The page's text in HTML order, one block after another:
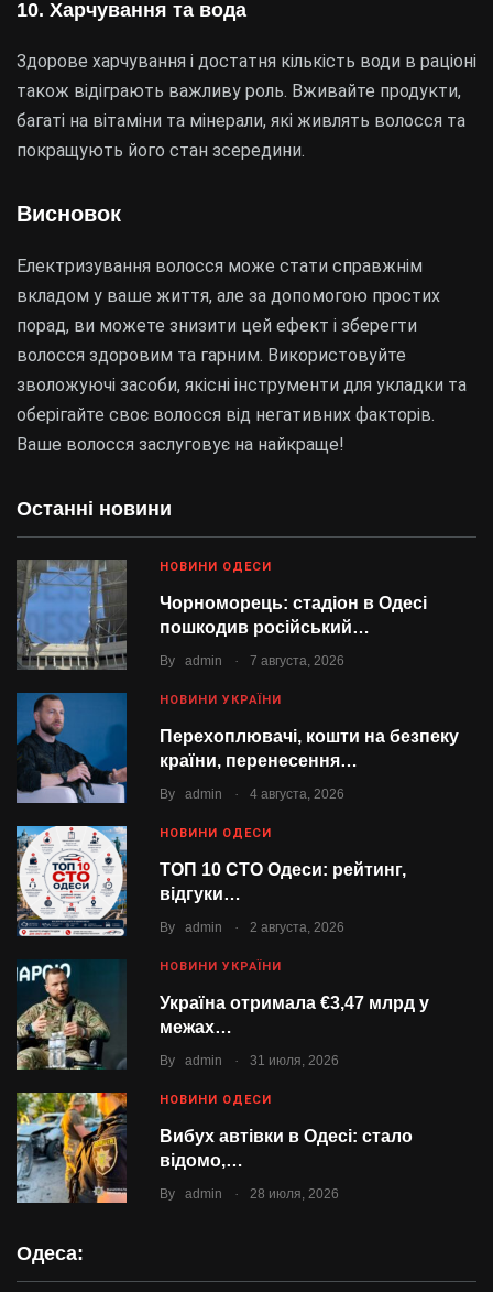
Останні новини
НОВИНИ ОДЕСИ
Чорноморець: стадіон в Одесі
пошкодив російський…
By admin . 7 августа, 2026
НОВИНИ УКРАЇНИ
Перехоплювачі, кошти на безпеку
країни, перенесення…
By admin . 4 августа, 2026
НОВИНИ ОДЕСИ
ТОП 10 СТО Одеси: рейтинг,
відгуки…
By admin . 2 августа, 2026
НОВИНИ УКРАЇНИ
Україна отримала €3,47 млрд у
межах…
By admin . 31 июля, 2026
НОВИНИ ОДЕСИ
Вибух автівки в Одесі: стало
відомо,…
By admin . 28 июля, 2026
Одеса:
10. Харчування та вода
Здорове харчування і достатня кількість води в раціоні
також відіграють важливу роль. Вживайте продукти,
багаті на вітаміни та мінерали, які живлять волосся та
покращують його стан зсередини.
Висновок
Електризування волосся може стати справжнім
вкладом у ваше життя, але за допомогою простих
порад, ви можете знизити цей ефект і зберегти
волосся здоровим та гарним. Використовуйте
зволожуючі засоби, якісні інструменти для укладки та
оберігайте своє волосся від негативних факторів.
Ваше волосся заслуговує на найкраще!